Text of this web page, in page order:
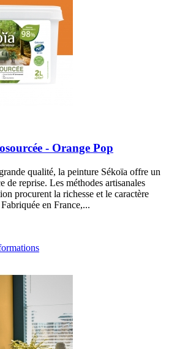
- Orange Pop
qualité, la peinture Sékoïa offre un
de reprise. Les méthodes artisanales
procurent la richesse et le caractère
en France,...